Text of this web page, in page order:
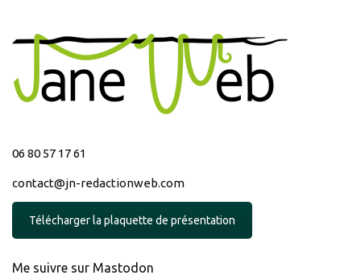
06 80 57 17 61
contact@jn-redactionweb.com
Télécharger la plaquette de présentation
Me suivre sur Mastodon